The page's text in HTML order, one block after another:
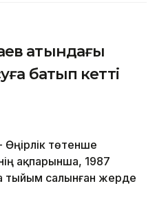
атындағы
батып кетті
төтенше
ақпарынша, 1987
салынған жерде